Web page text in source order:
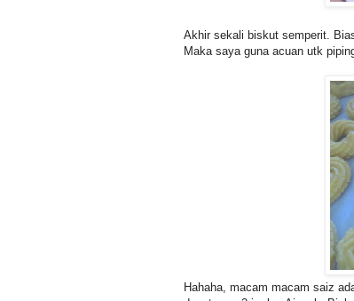
Akhir sekali biskut semperit.
Maka saya guna acuan utk
Hahaha, macam macam saiz